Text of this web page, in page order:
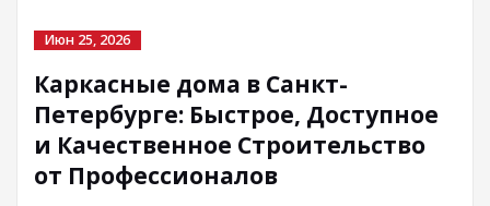
Июн 25, 2026
Каркасные дома в Санкт-
Петербурге: Быстрое, Доступное
и Качественное Строительство
от Профессионалов